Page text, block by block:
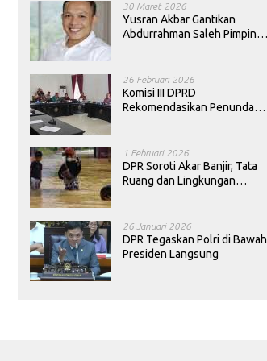
30 Maret 2026
Yusran Akbar Gantikan
Abdurrahman Saleh Pimpin
26 Februari 2026
Komisi III DPRD
Rekomendasikan Penundaan
1 Februari 2026
DPR Soroti Akar Banjir, Tata
Ruang dan Lingkungan
26 Januari 2026
DPR Tegaskan Polri di Bawah
Presiden Langsung